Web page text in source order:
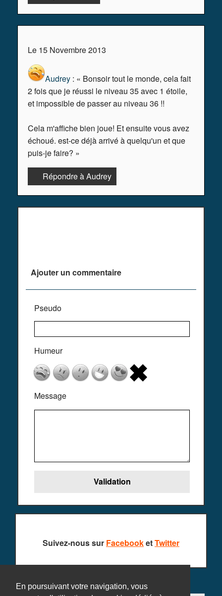
En poursuivant votre navigation, vous
Le 15 Novembre 2013
Audrey : « Bonsoir tout le monde, cela fait
2 fois que je réussi le niveau 35 avec 1 étoile,
et impossible de passer au niveau 36 !!
Cela m'affiche bien joue! Et ensuite vous avez
échoué. est-ce déjà arrivé à quelqu'un et que
puis-je faire? »
Répondre à Audrey
Ajouter un commentaire
Pseudo
Humeur
Message
Suivez-nous sur FacebooketTwitter